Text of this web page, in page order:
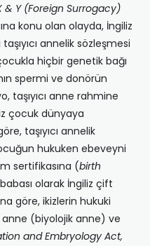
& Y (Foreign Surrogacy)
konu olan olayda, İngiliz
annelik sözleşmesi
hiçbir genetik bağı
spermi ve donörün
taşıyıcı anne rahmine
çocuk dünyaya
taşıyıcı annelik
hukuken ebeveyni
sertifikasına (birth
olarak İngiliz çift
göre, ikizlerin hukuki
anne (biyolojik anne) ve
and Embryology Act,